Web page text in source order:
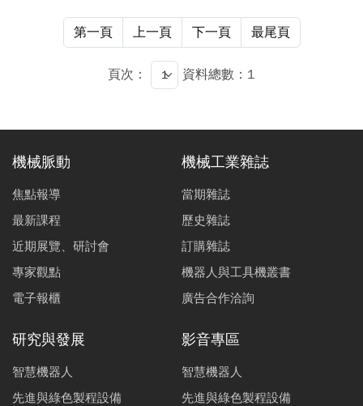
第一頁 上一頁 下一頁 最尾頁
頁次： 資料總數：1
機械脈動
焦點報導
最新課程
近期展覽、研討會
專家觀點
電子報櫃
機械工業雜誌
當期雜誌
歷史雜誌
訂購雜誌
機器人與工具機叢書
廣告合作洽詢
研究與發展
智慧機器人
先進與綠色製程設備
影音專區
智慧機器人
先進與綠色製程設備